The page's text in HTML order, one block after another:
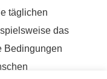
täglichen
das
Bedingungen